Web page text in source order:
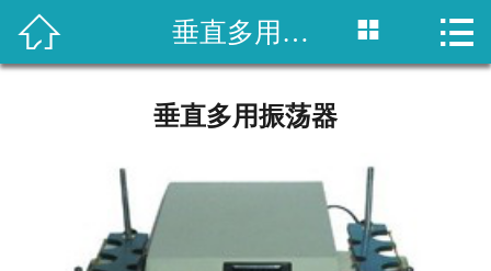
网站首页
新闻资讯
客户案例
 垂直多用振荡器  
垂直多用振荡器